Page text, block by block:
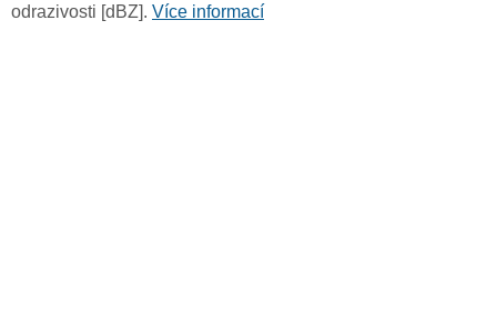
odrazivosti [dBZ]. Více informací